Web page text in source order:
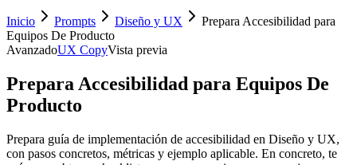
Inicio Prompts Diseño y UX
Prepara Accesibilidad para
Equipos De Producto
AvanzadoUX CopyVista previa
Prepara Accesibilidad para Equipos De
Producto
Prepara guía de implementación de accesibilidad en Diseño y UX,
con pasos concretos, métricas y ejemplo aplicable. En concreto, te